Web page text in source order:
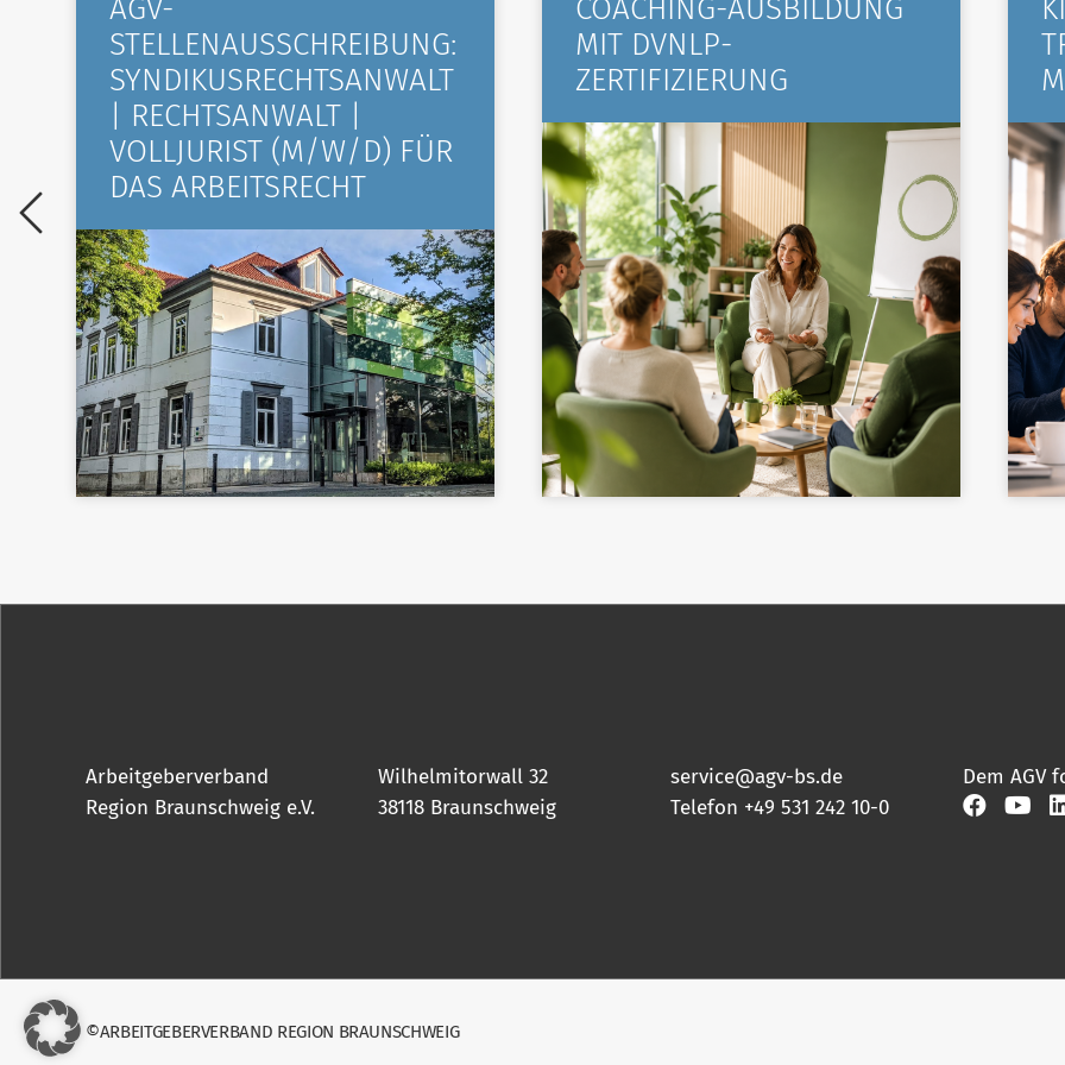
AGV-
STELLENAUSSCHREIBUNG:
SYNDIKUSRECHTSANWALT
| RECHTSANWALT |
VOLLJURIST (M/W/D) FÜR
DAS ARBEITSRECHT
COACHING-AUSBILDUNG
MIT DVNLP-
ZERTIFIZIERUNG
Arbeitgeberverband
Region Braunschweig e.V.
Wilhelmitorwall 32
38118 Braunschweig
service@agv-bs.de
Telefon +49 531 242 10-0
Dem AGV
©ARBEITGEBERVERBAND REGION BRAUNSCHWEIG